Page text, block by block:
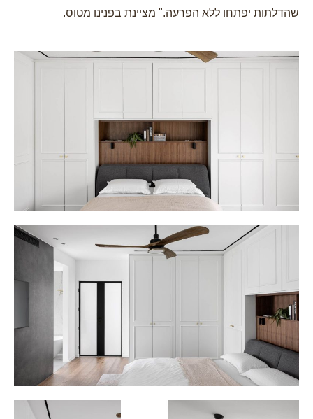
שהדלתות יפתחו ללא הפרעה." מציינת בפנינו מטוס.